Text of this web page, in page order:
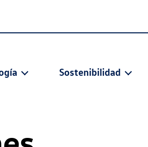
Sostenibilidad